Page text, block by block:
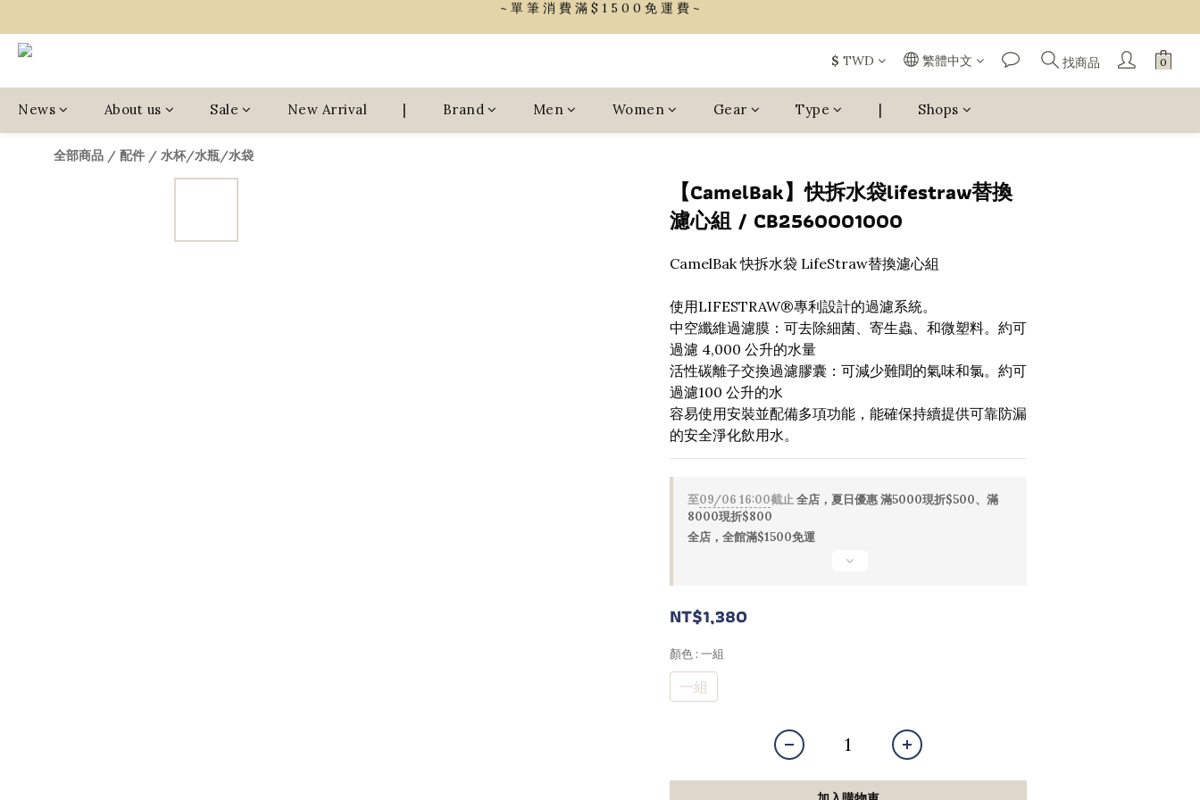
~ 單 筆 消 費 滿 $ 1 5 0 0 免 運 費 ~
會 員 享 2% 點 數 回 饋 (1點=1元)
$ TWD 繁體中文 找商品
News About us Sale New Arrival | Brand Men Women Gear Type | Shops
全部商品 / 配件 / 水杯/水瓶/水袋
【CamelBak】快拆水袋lifestraw替換
濾心組 / CB2560001000
CamelBak 快拆水袋 LifeStraw替換濾心組
使用LIFESTRAW®專利設計的過濾系統。
中空纖維過濾膜：可去除細菌、寄生蟲、和微塑料。約可
過濾 4,000 公升的水量
活性碳離子交換過濾膠囊：可減少難聞的氣味和氯。約可
過濾100 公升的水
容易使用安裝並配備多項功能，能確保持續提供可靠防漏
的安全淨化飲用水。
至09/06 16:00截止全店，夏日優惠 滿5000現折$500、滿
8000現折$800
全店，全館滿$1500免運
NT$1,380
顏色 : 一組
一組